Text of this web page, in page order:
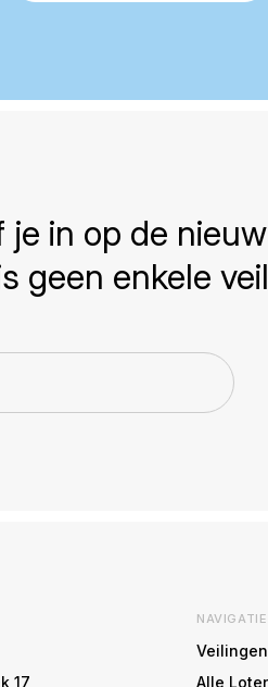
je in op de
geen enkele
17
NAVIGATIE
Veilingen
Alle